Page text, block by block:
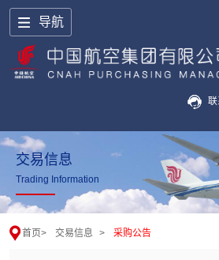
导航
联
交易信息
Trading Information
首页> 交易信息 > 采购公告